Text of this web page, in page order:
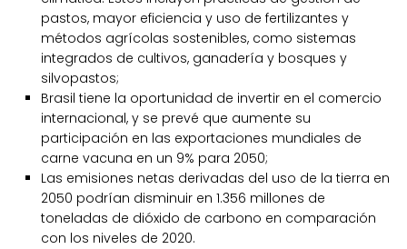
pastos, mayor eficiencia y uso de fertilizantes y
métodos agrícolas sostenibles, como sistemas
integrados de cultivos, ganadería y bosques y
silvopastos;
Brasil tiene la oportunidad de invertir en el comercio
internacional, y se prevé que aumente su
participación en las exportaciones mundiales de
carne vacuna en un 9% para 2050;
Las emisiones netas derivadas del uso de la tierra en
2050 podrían disminuir en 1.356 millones de
toneladas de dióxido de carbono en comparación
con los niveles de 2020.